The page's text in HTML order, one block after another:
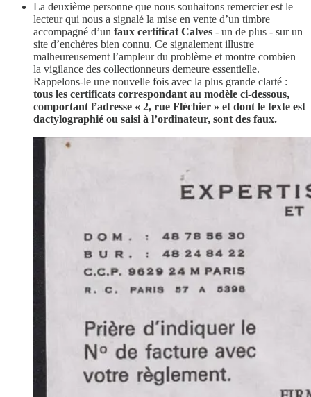
La deuxième personne que nous souhaitons remercier est le
lecteur qui nous a signalé la mise en vente d’un timbre
accompagné d’un faux certificat Calves - un de plus - sur un
site d’enchères bien connu. Ce signalement illustre
malheureusement l’ampleur du problème et montre combien
la vigilance des collectionneurs demeure essentielle.
Rappelons-le une nouvelle fois avec la plus grande clarté :
tous les certificats correspondant au modèle ci-dessous,
comportant l’adresse « 2, rue Fléchier » et dont le texte est
dactylographié ou saisi à l’ordinateur, sont des faux.